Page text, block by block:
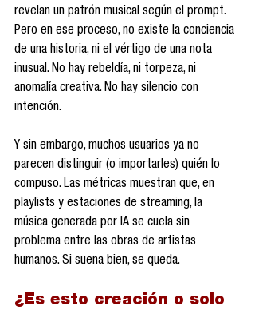
revelan un patrón musical según el prompt.
Pero en ese proceso, no existe la conciencia
de una historia, ni el vértigo de una nota
inusual. No hay rebeldía, ni torpeza, ni
anomalía creativa. No hay silencio con
intención.
Y sin embargo, muchos usuarios ya no
parecen distinguir (o importarles) quién lo
compuso. Las métricas muestran que, en
playlists y estaciones de streaming, la
música generada por IA se cuela sin
problema entre las obras de artistas
humanos. Si suena bien, se queda.
¿Es esto creación o solo